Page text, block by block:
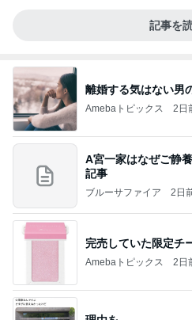
記事を
離婚する気はない男
Amebaトピックス 2日
A宮一家はなぜご静
記事
ブルーサファイア 2日
完売していた限定チ
Amebaトピックス 2日